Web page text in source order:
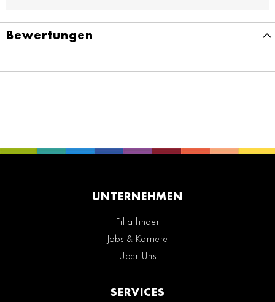
Bewertungen
UNTERNEHMEN
Filialfinder
Jobs & Karriere
Über Uns
SERVICES